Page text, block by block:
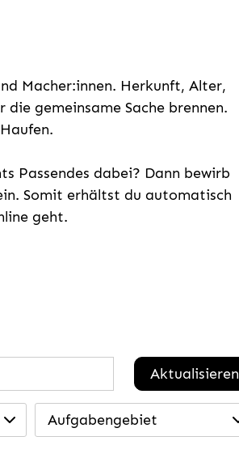
Macher:innen. Herkunft, Alter,
gemeinsame Sache brennen.
Passendes dabei? Dann bewirb
Somit erhältst du automatisch
geht.
Aktualisieren
Aufgabengebiet